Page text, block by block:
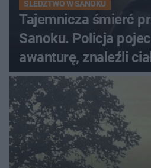
ŚLEDZTWO W SANOKU
Tajemnicza śmierć
Sanoku. Policja
awanturę, znaleźli